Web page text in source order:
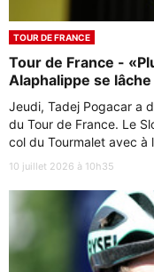
TOUR DE FRANCE
Tour de France -
Alaphalippe se
Jeudi, Tadej Pogacar a
du Tour de France. Le
col du Tourmalet avec à
10 juillet 2026 à 10h35